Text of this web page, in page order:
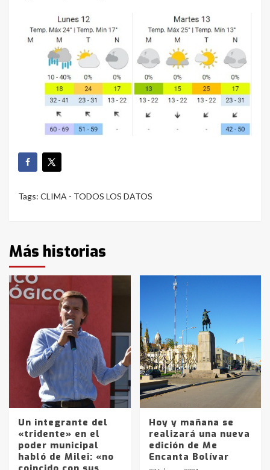
Tags: CLIMA - TODOS LOS DATOS
Más historias
Un integrante del
«tridente» en el
poder municipal
habló de Milei: «no
Hoy y mañana se
realizará una nueva
edición de Me
Encanta Bolívar